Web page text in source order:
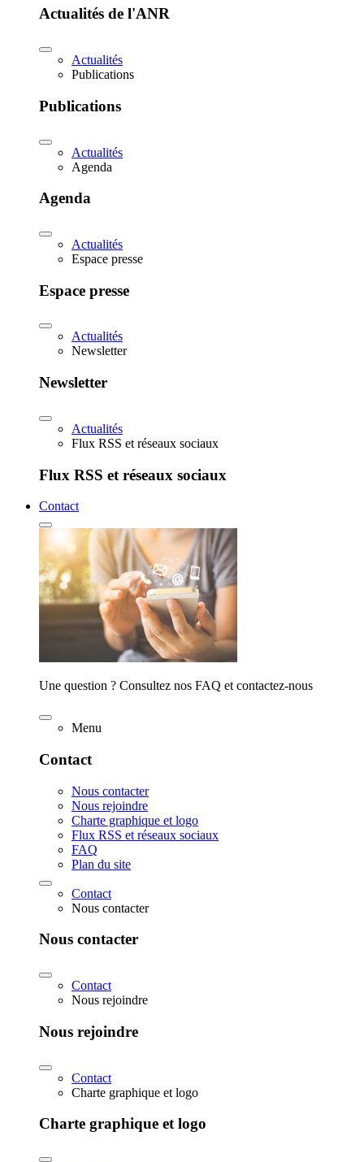
Actualités de l'ANR
Actualités
Publications
Publications
Actualités
Agenda
Agenda
Actualités
Espace presse
Espace presse
Actualités
Newsletter
Newsletter
Actualités
Flux RSS et réseaux sociaux
Flux RSS et réseaux sociaux
Contact
Une question ? Consultez nos FAQ et contactez-nous
Menu
Contact
Nous contacter
Nous rejoindre
Charte graphique et logo
Flux RSS et réseaux sociaux
FAQ
Plan du site
Contact
Nous contacter
Nous contacter
Contact
Nous rejoindre
Nous rejoindre
Contact
Charte graphique et logo
Charte graphique et logo